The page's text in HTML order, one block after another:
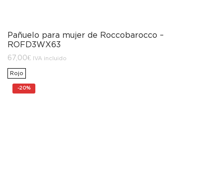
Pañuelo para mujer de Roccobarocco –
ROFD3WX63
67,00€ IVA incluido
Rojo
-20%